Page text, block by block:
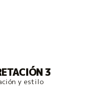
3
y estilo